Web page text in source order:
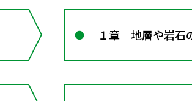
１章 地層や岩石